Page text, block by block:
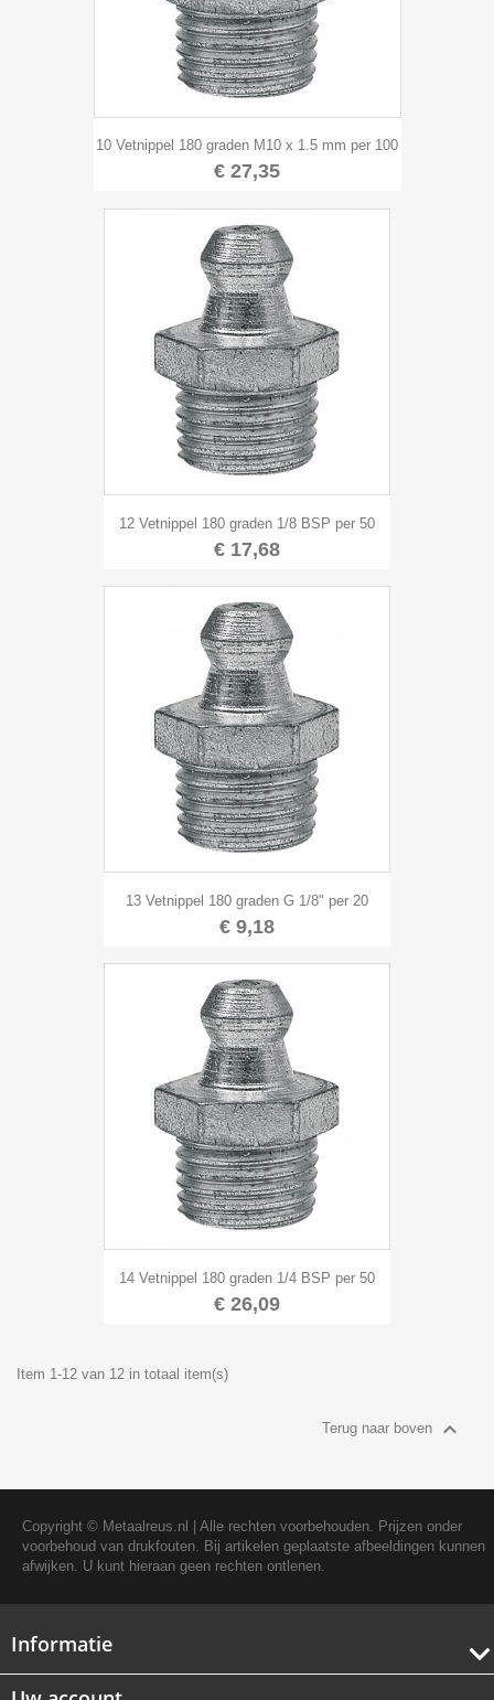
10 Vetnippel 180 graden M10 x 1.5 mm per 100
€ 27,35
12 Vetnippel 180 graden 1/8 BSP per 50
€ 17,68
13 Vetnippel 180 graden G 1/8" per 20
€ 9,18
14 Vetnippel 180 graden 1/4 BSP per 50
€ 26,09
Item 1-12 van 12 in totaal item(s)
Terug naar boven 
Copyright © Metaalreus.nl
| Alle rechten voorbehouden. Prijzen onder
voorbehoud van drukfouten. Bij artikelen geplaatste afbeeldingen kunnen
afwijken. U kunt hieraan geen rechten ontlenen.
Informatie